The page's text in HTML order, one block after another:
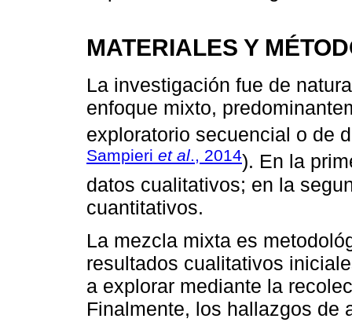
MATERIALES Y
La investigación fue de
enfoque mixto,
exploratorio secuencial o de
Sampieri et al., 2014). En la
datos cualitativos; en la
cuantitativos.
La mezcla mixta es
resultados cualitativos
a explorar mediante la
Finalmente, los hallazgos de